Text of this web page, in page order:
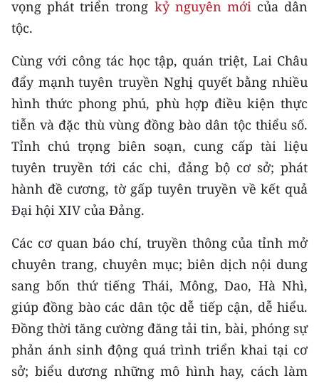
ENGLISH
FRANÇAIS
РУССКИЙ
ESPAÑOL
한국어
vọng phát triển trong kỷ nguyên mớicủa dân
tộc.
Cùng với công tác học tập, quán triệt, Lai Châu
đẩy mạnh tuyên truyền Nghị quyết bằng nhiều
hình thức phong phú, phù hợp điều kiện thực
tiễn và đặc thù vùng đồng bào dân tộc thiểu số.
Tỉnh chú trọng biên soạn, cung cấp tài liệu
tuyên truyền tới các chi, đảng bộ cơ sở; phát
hành đề cương, tờ gấp tuyên truyền về kết quả
Đại hội XIV của Đảng.
Các cơ quan báo chí, truyền thông của tỉnh mở
chuyên trang, chuyên mục; biên dịch nội dung
sang bốn thứ tiếng Thái, Mông, Dao, Hà Nhì,
giúp đồng bào các dân tộc dễ tiếp cận, dễ hiểu.
Đồng thời tăng cường đăng tải tin, bài, phóng sự
phản ánh sinh động quá trình triển khai tại cơ
sở; biểu dương những mô hình hay, cách làm